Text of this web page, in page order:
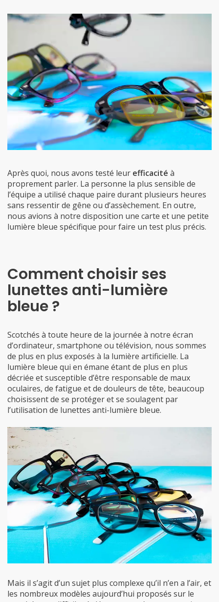
Après quoi, nous avons testé leur efficacité à
proprement parler. La personne la plus sensible de
l’équipe a utilisé chaque paire durant plusieurs heures
sans ressentir de gêne ou d’assèchement. En outre,
nous avions à notre disposition une carte et une petite
lumière bleue spécifique pour faire un test plus précis.
Comment choisir ses
lunettes anti-lumière
bleue ?
Scotchés à toute heure de la journée à notre écran
d’ordinateur, smartphone ou télévision, nous sommes
de plus en plus exposés à la lumière artificielle. La
lumière bleue qui en émane étant de plus en plus
décriée et susceptible d’être responsable de maux
oculaires, de fatigue et de douleurs de tête, beaucoup
choisissent de se protéger et se soulagent par
l’utilisation de lunettes anti-lumière bleue.
Mais il s’agit d’un sujet plus complexe qu’il n’en a l’air, et
les nombreux modèles aujourd’hui proposés sur le